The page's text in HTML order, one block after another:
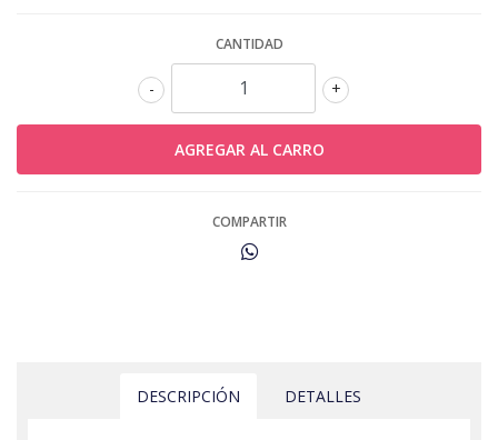
CANTIDAD
+
-
COMPARTIR
DESCRIPCIÓN DETALLES